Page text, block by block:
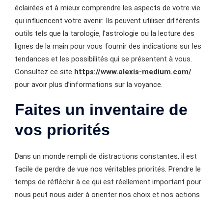
éclairées et à mieux comprendre les aspects de votre vie
qui influencent votre avenir. Ils peuvent utiliser différents
outils tels que la tarologie, l’astrologie ou la lecture des
lignes de la main pour vous fournir des indications sur les
tendances et les possibilités qui se présentent à vous.
Consultez ce site https://www.alexis-medium.com/
pour avoir plus d’informations sur la voyance.
Faites un inventaire de
vos priorités
Dans un monde rempli de distractions constantes, il est
facile de perdre de vue nos véritables priorités. Prendre le
temps de réfléchir à ce qui est réellement important pour
nous peut nous aider à orienter nos choix et nos actions